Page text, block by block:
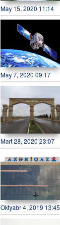
May 15, 2020 11:14
May 7, 2020 09:17
Mart 28, 2020 23:07
Oktyabr 4, 2019 13:45